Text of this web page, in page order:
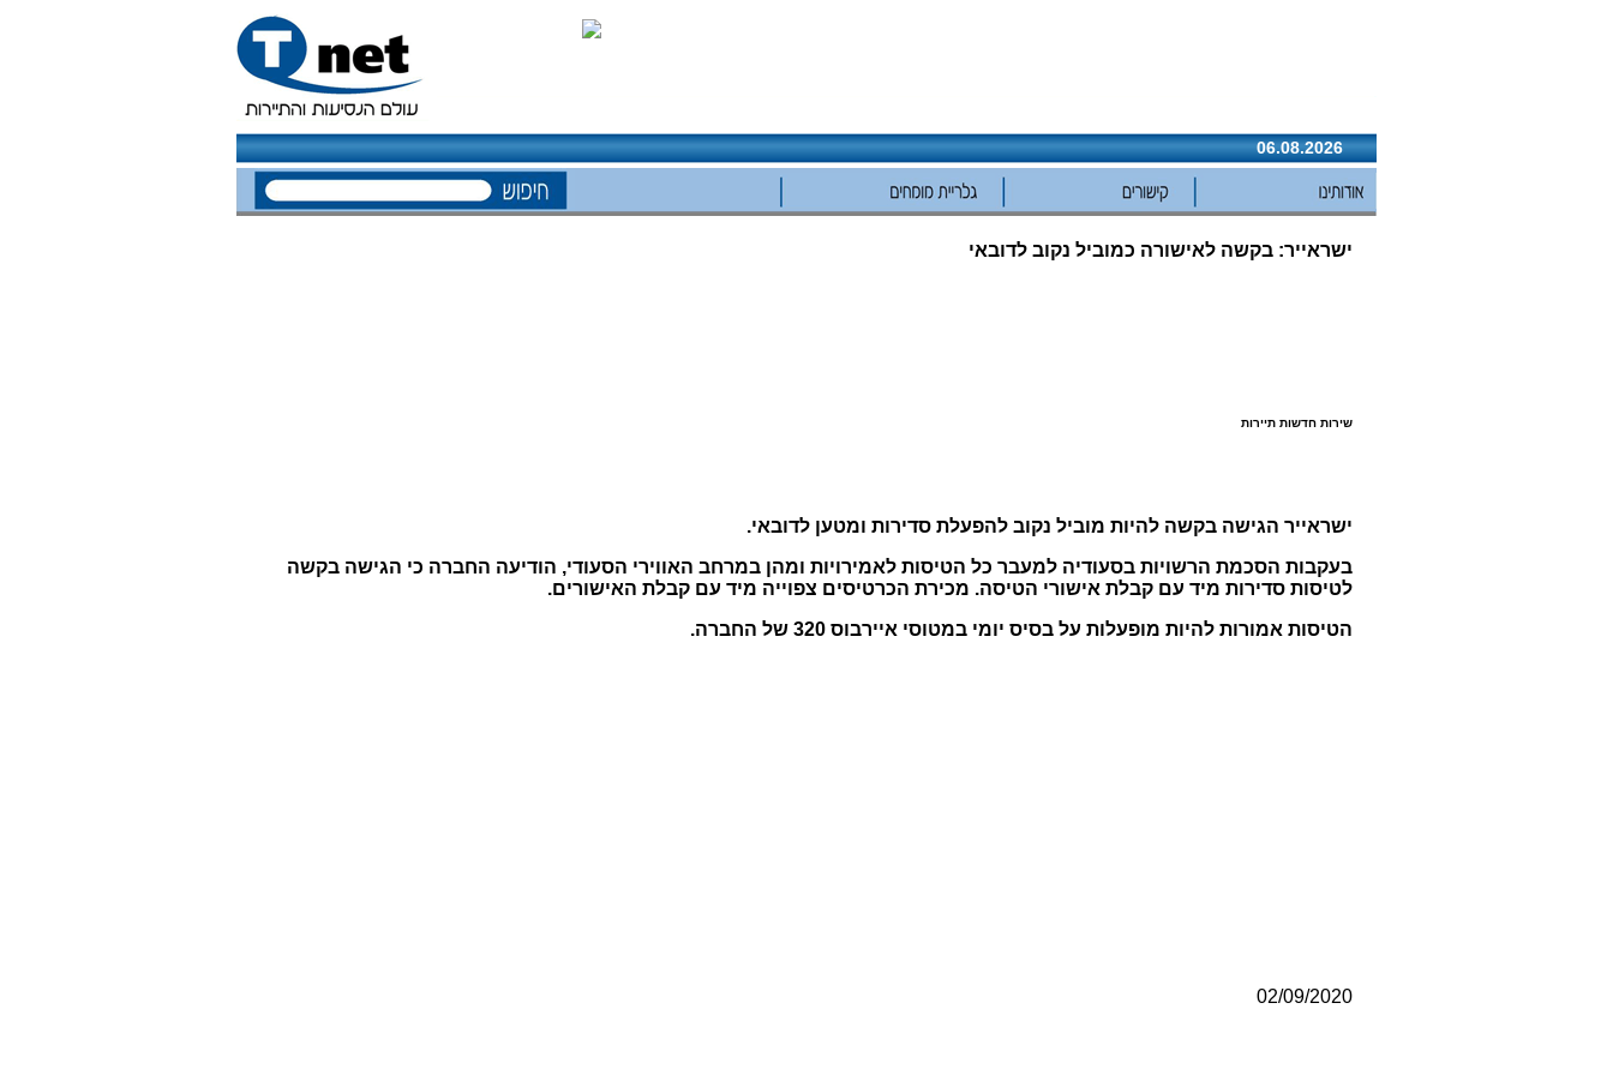
06.08.2026
ישראייר: בקשה לאישורה כמוביל נקוב לדובאי
שירות חדשות תיירות
ישראייר הגישה בקשה להיות מוביל נקוב להפעלת סדירות ומטען לדובאי.
בעקבות הסכמת הרשויות בסעודיה למעבר כל הטיסות לאמירויות ומהן במרחב האווירי הסעודי, הודיעה החברה כי הגישה בקשה
לטיסות סדירות מיד עם קבלת אישורי הטיסה. מכירת הכרטיסים צפוייה מיד עם קבלת האישורים.
הטיסות אמורות להיות מופעלות על בסיס יומי במטוסי איירבוס 320 של החברה.
02/09/2020